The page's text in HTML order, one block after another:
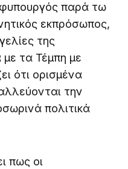
παρά τω
εκπρόσωπος,
της
με τα Τέμπη με
ότι ορισμένα
την
πολιτικά
πως οι